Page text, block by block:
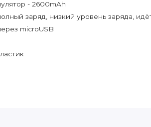
- 2600mAh
заряд, низкий уровень заряда,
microUSB